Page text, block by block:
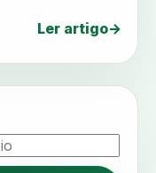
Ler artigo→